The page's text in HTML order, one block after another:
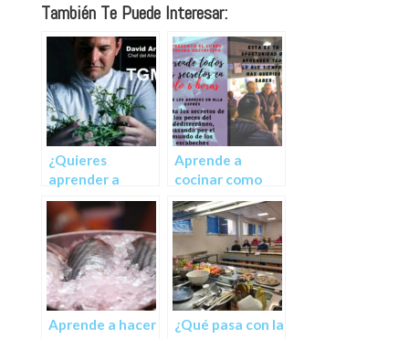
También Te Puede Interesar:
¿Quieres
aprender a
cocinar?
Aprende a
cocinar como
nunca antes lo
habías hecho
Aprende a hacer
¿Qué pasa con la